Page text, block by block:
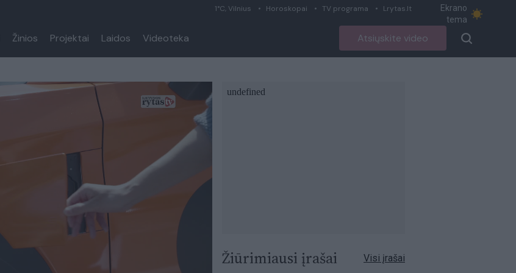
1°C, Vilnius Horoskopai TV programa Lrytas.lt
Ekrano
tema
Žinios Projektai Laidos Videoteka Atsiųskite video
Žiūrimiausi įrašai Visi įrašai